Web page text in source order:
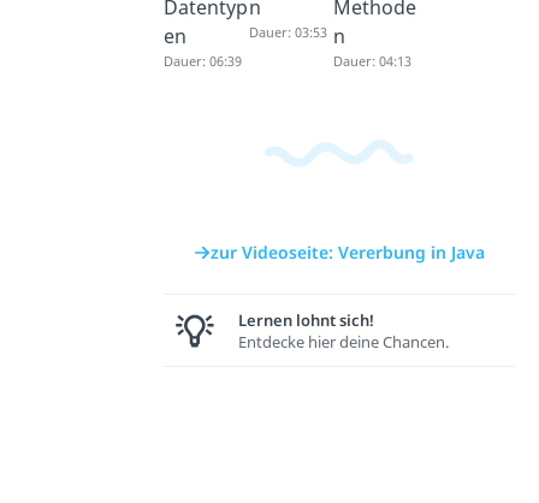
Datentyp
en
Dauer: 06:39
n
Dauer: 03:53
Methode
n
Dauer: 04:13
zur Videoseite: Vererbung in Java
Lernen lohnt sich!
Entdecke hier deine Chancen.